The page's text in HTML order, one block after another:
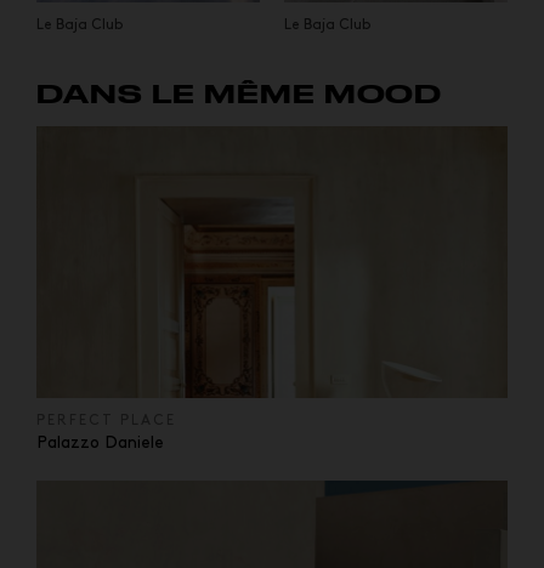
Le Baja Club Le Baja Club
DANS LE MÊME MOOD
Palazzo Daniele